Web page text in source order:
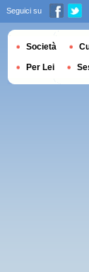
Seguici su
Società
Per Lei